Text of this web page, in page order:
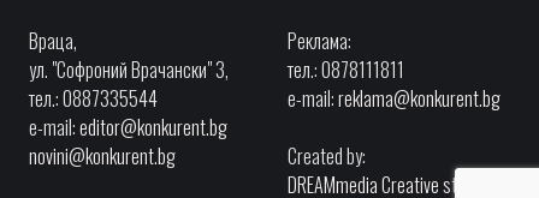
Враца,
ул. "Софроний Врачански" 3,
тел.: 0887335544
e-mail:editor@konkurent.bg
novini@konkurent.bg
Реклама:
тел.: 0878111811
e-mail:reklama@konkurent.bg
Created by:
DREAMmedia Creative studio